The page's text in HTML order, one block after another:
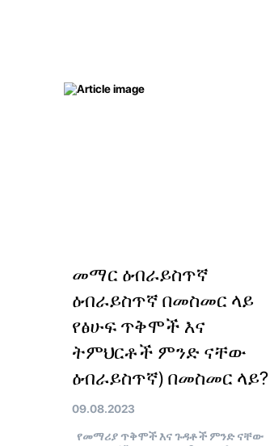
መማር ዕብራይስጥኛ
ዕብራይስጥኛ በመስመር ላይ
የፅሁፍ ጥቅሞች እና
ትምህርቶች ምንድ ናቸው
ዕብራይስጥኛ) በመስመር ላይ?
09.08.2023
የመማሪያ ጥቅሞች እና ጉዳቶች ምንድ ናቸው